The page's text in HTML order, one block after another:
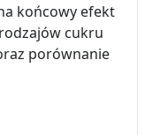
końcowy efekt
cukru
porównanie